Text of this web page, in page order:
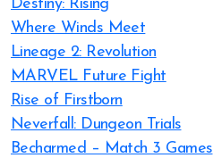
Destiny: Rising
Where Winds Meet
Lineage 2: Revolution
MARVEL Future Fight
Rise of Firstborn
Neverfall: Dungeon Trials
Becharmed – Match 3 Games